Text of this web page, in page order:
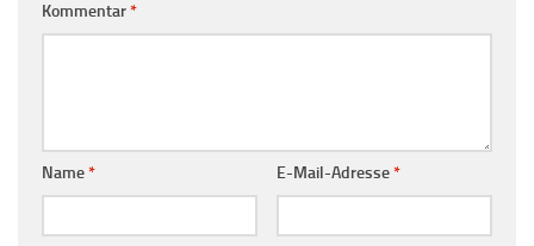
Kommentar*
Name* E-Mail-Adresse*